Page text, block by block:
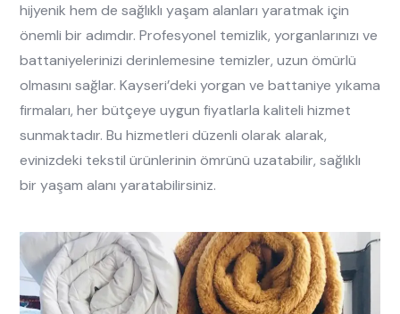
hijyenik hem de sağlıklı yaşam alanları yaratmak için
önemli bir adımdır. Profesyonel temizlik, yorganlarınızı ve
battaniyelerinizi derinlemesine temizler, uzun ömürlü
olmasını sağlar. Kayseri’deki yorgan ve battaniye yıkama
firmaları, her bütçeye uygun fiyatlarla kaliteli hizmet
sunmaktadır. Bu hizmetleri düzenli olarak alarak,
evinizdeki tekstil ürünlerinin ömrünü uzatabilir, sağlıklı
bir yaşam alanı yaratabilirsiniz.